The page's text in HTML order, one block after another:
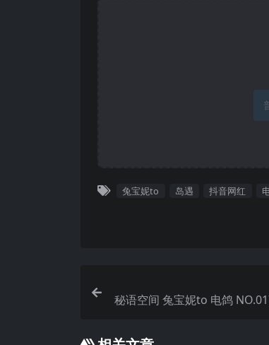
兔宝妮to 岛遇 抖音网红
秘语空间 兔宝妮to 电鸽